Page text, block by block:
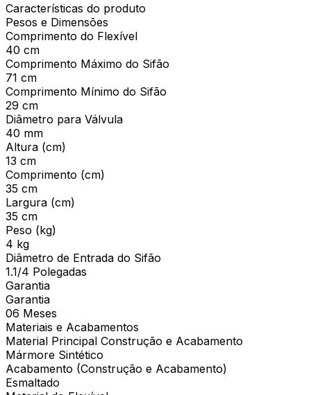
Características do produto
Pesos e Dimensões
Comprimento do Flexível
40 cm
Comprimento Máximo do Sifão
71 cm
Comprimento Mínimo do Sifão
29 cm
Diâmetro para Válvula
40 mm
Altura (cm)
13 cm
Comprimento (cm)
35 cm
Largura (cm)
35 cm
Peso (kg)
4 kg
Diâmetro de Entrada do Sifão
1.1/4 Polegadas
Garantia
Garantia
06 Meses
Materiais e Acabamentos
Material Principal Construção e Acabamento
Mármore Sintético
Acabamento (Construção e Acabamento)
Esmaltado